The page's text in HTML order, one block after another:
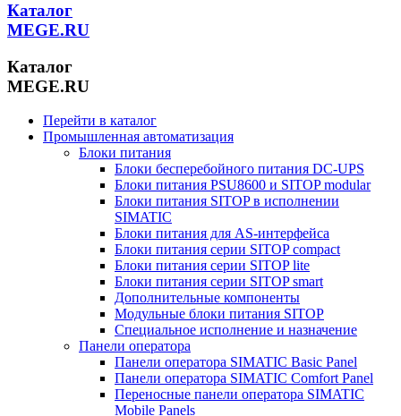
Каталог
MEGE.RU
Каталог
MEGE.RU
Перейти в каталог
Промышленная автоматизация
Блоки питания
Блоки бесперебойного питания DC-UPS
Блоки питания PSU8600 и SITOP modular
Блоки питания SITOP в исполнении
SIMATIC
Блоки питания для AS-интерфейса
Блоки питания серии SITOP compact
Блоки питания серии SITOP lite
Блоки питания серии SITOP smart
Дополнительные компоненты
Модульные блоки питания SITOP
Специальное исполнение и назначение
Панели оператора
Панели оператора SIMATIC Basic Panel
Панели оператора SIMATIC Comfort Panel
Переносные панели оператора SIMATIC
Mobile Panels